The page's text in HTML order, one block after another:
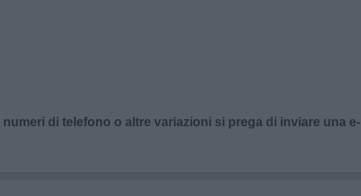
di telefono o altre variazioni si prega di inviare una e-